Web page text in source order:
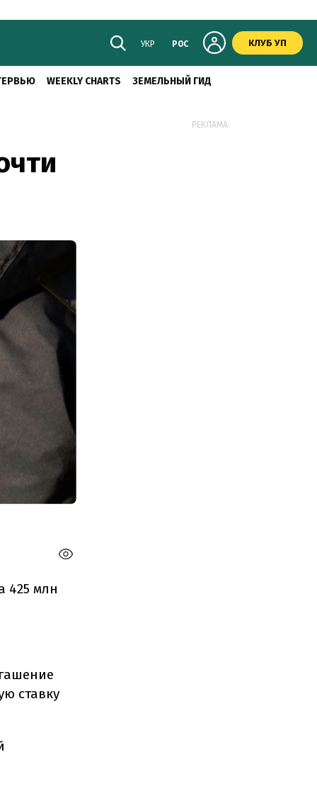
УКР РОС КЛУБ УП
WEEKLY CHARTS ЗЕМЕЛЬНЫЙ ГИД
425 млн
ставку
РЕКЛАМА: